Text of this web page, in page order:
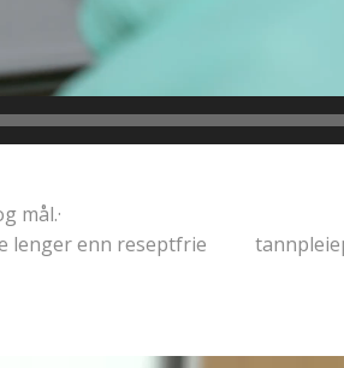
mål.·
lenger enn reseptfrie